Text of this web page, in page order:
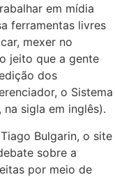
em mídia
ferramentas livres
mexer no
jeito que a gente
dos
o Sistema
sigla em inglês).
Bulgarin, o site
sobre a
por meio de